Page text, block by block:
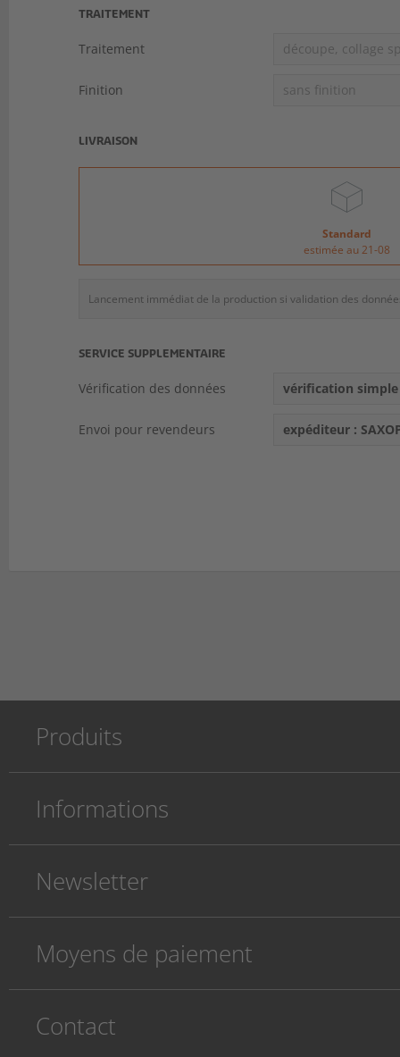
TRAITEMENT
Traitement découpe, collage
Finition sans finition
LIVRAISON
Standard
estimée au 21-08
Lancement immédiat de la production si validation des
SERVICE SUPPLEMENTAIRE
Vérification des données vérification
Envoi pour revendeurs expéditeur :
Produits
Informations
Newsletter
Moyens de paiement
Contact